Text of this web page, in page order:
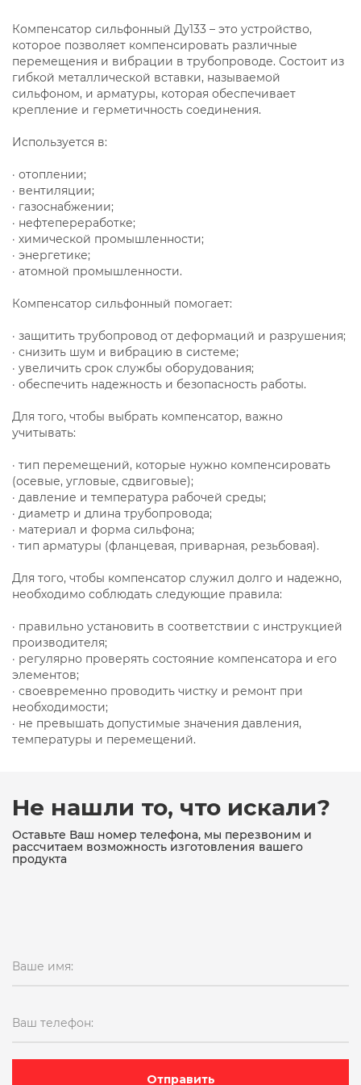
Компенсатор сильфонный Ду133 – это устройство,
которое позволяет компенсировать различные
перемещения и вибрации в трубопроводе. Состоит из
гибкой металлической вставки, называемой
сильфоном, и арматуры, которая обеспечивает
крепление и герметичность соединения.
Используется в:
· отоплении;
· вентиляции;
· газоснабжении;
· нефтепереработке;
· химической промышленности;
· энергетике;
· атомной промышленности.
Компенсатор сильфонный помогает:
· защитить трубопровод от деформаций и разрушения;
· снизить шум и вибрацию в системе;
· увеличить срок службы оборудования;
· обеспечить надежность и безопасность работы.
Для того, чтобы выбрать компенсатор, важно
учитывать:
· тип перемещений, которые нужно компенсировать
(осевые, угловые, сдвиговые);
· давление и температура рабочей среды;
· диаметр и длина трубопровода;
· материал и форма сильфона;
· тип арматуры (фланцевая, приварная, резьбовая).
Для того, чтобы компенсатор служил долго и надежно,
необходимо соблюдать следующие правила:
· правильно установить в соответствии с инструкцией
производителя;
· регулярно проверять состояние компенсатора и его
элементов;
· своевременно проводить чистку и ремонт при
необходимости;
· не превышать допустимые значения давления,
температуры и перемещений.
Не нашли то, что искали?
Оставьте Ваш номер телефона, мы перезвоним и
рассчитаем возможность изготовления вашего
продукта
Ваше имя:
Ваш телефон:
Отправить